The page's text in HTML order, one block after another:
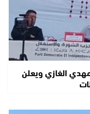
الغازي ويعلن